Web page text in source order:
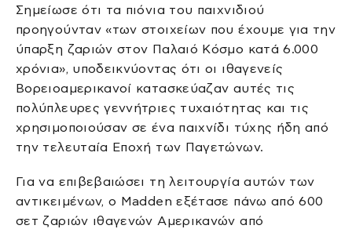
Σημείωσε ότι τα πιόνια του παιχνιδιού
προηγούνταν «των στοιχείων που έχουμε για την
ύπαρξη ζαριών στον Παλαιό Κόσμο κατά 6.000
χρόνια», υποδεικνύοντας ότι οι ιθαγενείς
Βορειοαμερικανοί κατασκεύαζαν αυτές τις
πολύπλευρες γεννήτριες τυχαιότητας και τις
χρησιμοποιούσαν σε ένα παιχνίδι τύχης ήδη από
την τελευταία Εποχή των Παγετώνων.
Για να επιβεβαιώσει τη λειτουργία αυτών των
αντικειμένων, ο Madden εξέτασε πάνω από 600
σετ ζαριών ιθαγενών Αμερικανών από